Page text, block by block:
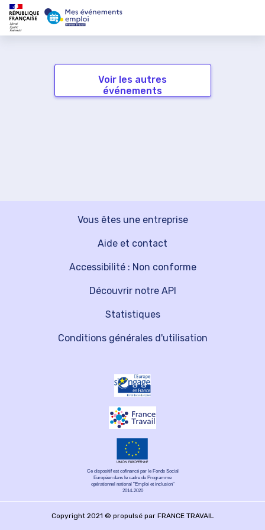
Voir les autres
événements
Vous êtes une entreprise
Découvrir notre API
Aide et contact
Statistiques
Accessibilité : Non conforme
Conditions générales d'utilisation
Ce dispositif est cofinancé par le Fonds Social
Européen dans le cadre du Programme
opérationnel national "Emploi et inclusion"
2014-2020
Copyright 2021 © propulsé par FRANCE TRAVAIL